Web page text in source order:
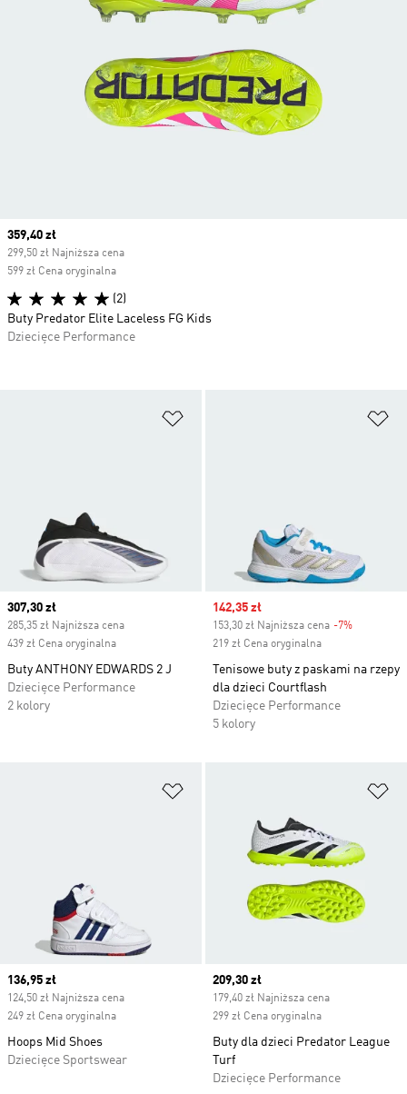
Current price
307,30 zł
285,35 zł Najniższa cena
439 zł Cena oryginalna
Buty ANTHONY EDWARDS 2 J
Dziecięce Performance
2 kolory
Sale price
142,35 zł
153,30 zł Najniższa cena -7%
219 zł Cena oryginalna
Tenisowe buty z paskami na rzepy
dla dzieci Courtflash
Dziecięce Performance
5 kolory
Current price
136,95 zł
124,50 zł Najniższa cena
249 zł Cena oryginalna
Hoops Mid Shoes
Dziecięce Sportswear
Current price
209,30 zł
179,40 zł Najniższa cena
299 zł Cena oryginalna
Buty dla dzieci Predator League
Turf
Dziecięce Performance
Current price
359,40 zł
299,50 zł Najniższa cena
599 zł Cena oryginalna
(2)
Buty Predator Elite Laceless FG Kids
Dziecięce Performance